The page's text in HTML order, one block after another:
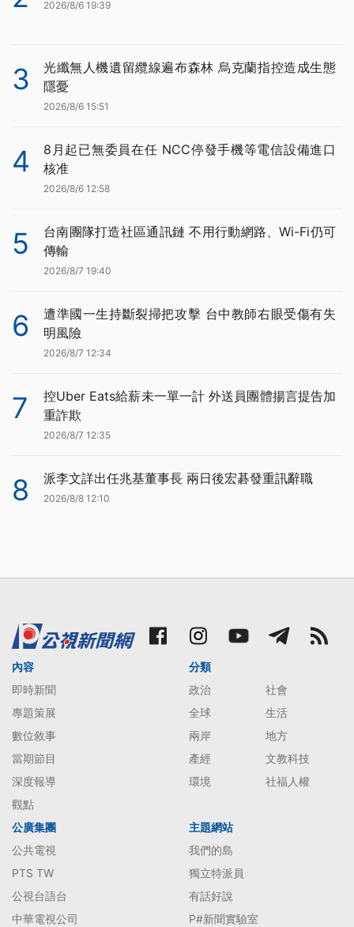
2026/8/6 19:39
3
光纖無人機遺留纜線遍布森林 烏克蘭指控造成生態
隱憂
2026/8/6 15:51
4
8月起已無委員在任 NCC停發手機等電信設備進口
核准
2026/8/6 12:58
5
台南團隊打造社區通訊鏈 不用行動網路、Wi-Fi仍可
傳輸
2026/8/7 19:40
6
遭準國一生持斷裂掃把攻擊 台中教師右眼受傷有失
明風險
2026/8/7 12:34
7
控Uber Eats給薪未一單一計 外送員團體揚言提告加
重詐欺
2026/8/7 12:35
8 派李文詳出任兆基董事長 兩日後宏碁發重訊辭職
2026/8/8 12:10
內容
即時新聞
專題策展
數位敘事
當期節目
深度報導
觀點
分類
政治
社會
全球
生活
兩岸
地方
產經
文教科技
環境
社福人權
公廣集團
公共電視
PTS TW
公視台語台
中華電視公司
主題網站
我們的島
獨立特派員
有話好說
P#新聞實驗室